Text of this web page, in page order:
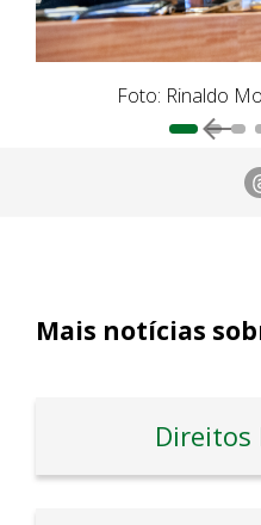
Foto: Rinaldo
Mais notícias
Direitos